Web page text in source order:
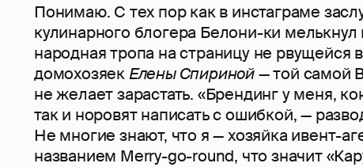
Понимаю. С тех пор как в инстаграме
кулинарного блогера Белони-ки мелькнул
народная тропа на страницу не рвущейся
домохозяекЕлены Спириной— той самой
не желает зарастать. «Брендинг у меня,
так и норовят написать с ошибкой, —
Не многие знают, что я — хозяйка ивент-
названием Merry-go-round, что значит